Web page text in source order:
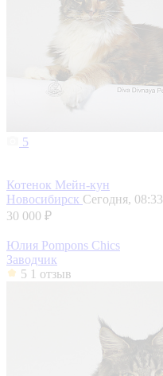
5
Котенок Мейн-кун
Новосибирск Сегодня, 08:33
30 000 ₽
Юлия Pompons Chics
Заводчик
5 1 отзыв